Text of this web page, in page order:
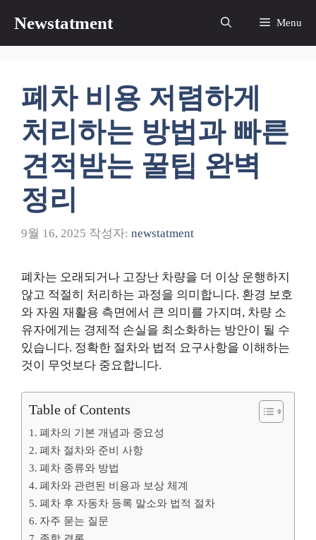
츠
Newstatment Menu
폐차 비용 저렴하게
처리하는 방법과 빠른
견적받는 꿀팁 완벽
정리
9월 16, 2025 작성자: newstatment
폐차는 오래되거나 고장난 차량을 더 이상 운행하지
않고 적절히 처리하는 과정을 의미합니다. 환경 보호
와 자원 재활용 측면에서 큰 의미를 가지며, 차량 소
유자에게는 경제적 손실을 최소화하는 방안이 될 수
있습니다. 정확한 절차와 법적 요구사항을 이해하는
것이 무엇보다 중요합니다.
Table of Contents
폐차의 기본 개념과 중요성
폐차 절차와 준비 사항
폐차 종류와 방법
폐차와 관련된 비용과 보상 체계
폐차 후 자동차 등록 말소와 법적 절차
자주 묻는 질문